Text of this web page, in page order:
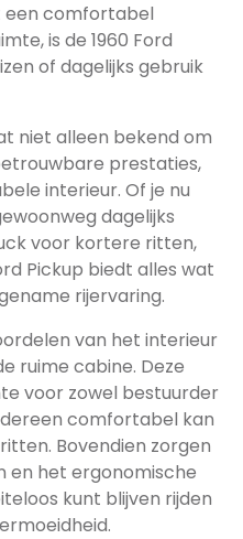
comfortabel
is de 1960 Ford
of dagelijks gebruik
niet alleen bekend om
prestaties,
interieur. Of je nu
dagelijks
voor kortere ritten,
Pickup biedt alles wat
rijervaring.
van het interieur
ruime cabine. Deze
voor zowel bestuurder
comfortabel kan
Bovendien zorgen
en het ergonomische
kunt blijven rijden